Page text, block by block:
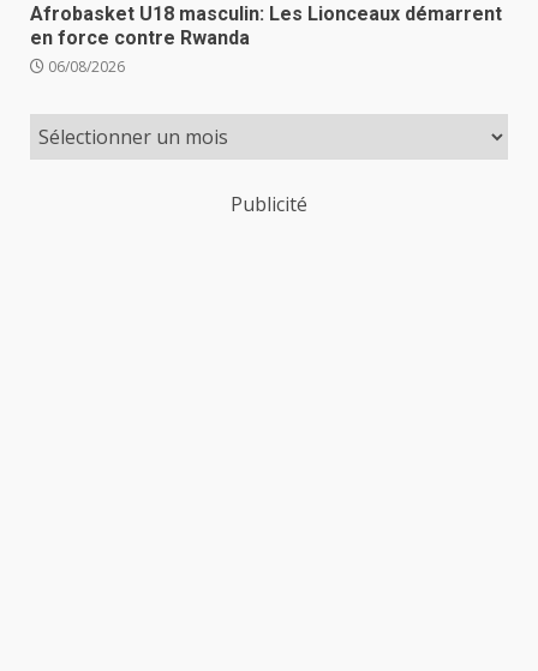
Afrobasket U18 masculin: Les Lionceaux démarrent
en force contre Rwanda
06/08/2026
Publicité